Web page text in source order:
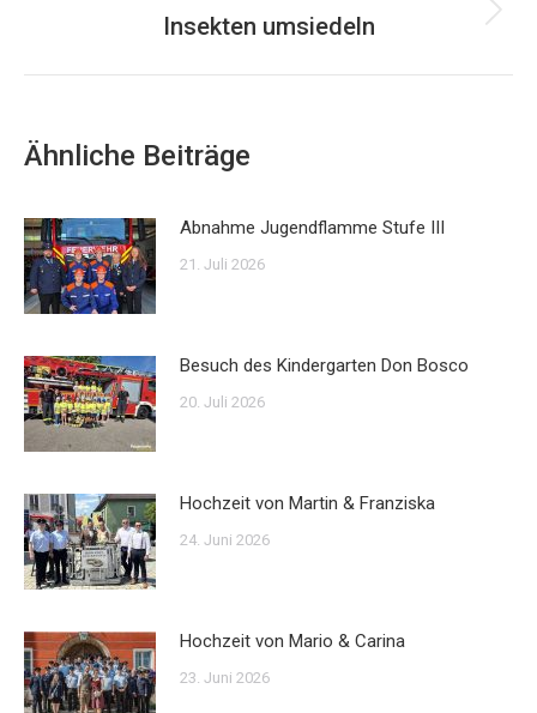
Nächster
Insekten umsiedeln
Ähnliche Beiträge
Abnahme Jugendflamme Stufe III
21. Juli 2026
Besuch des Kindergarten Don Bosco
20. Juli 2026
Hochzeit von Martin & Franziska
24. Juni 2026
Hochzeit von Mario & Carina
23. Juni 2026